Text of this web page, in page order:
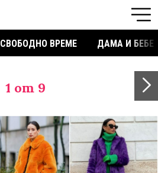
СВОБОДНО ВРЕМЕ ДАМА И БЕБЕ
1 от 9